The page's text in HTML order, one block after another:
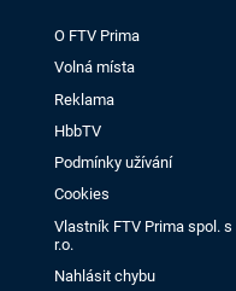
O FTV Prima
Volná místa
Reklama
HbbTV
Podmínky užívání
Cookies
Vlastník FTV Prima spol. s
r.o.
Nahlásit chybu